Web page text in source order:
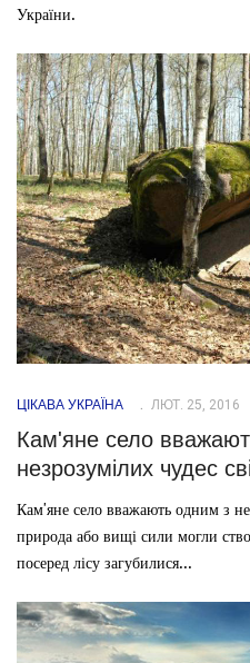
України.
ЦІКАВА УКРАЇНА ЛЮТ. 25, 2016
Кам'яне село
незрозумілих чудес
Кам'яне село вважають одним з
природа або вищі сили могли
посеред лісу загубилися...